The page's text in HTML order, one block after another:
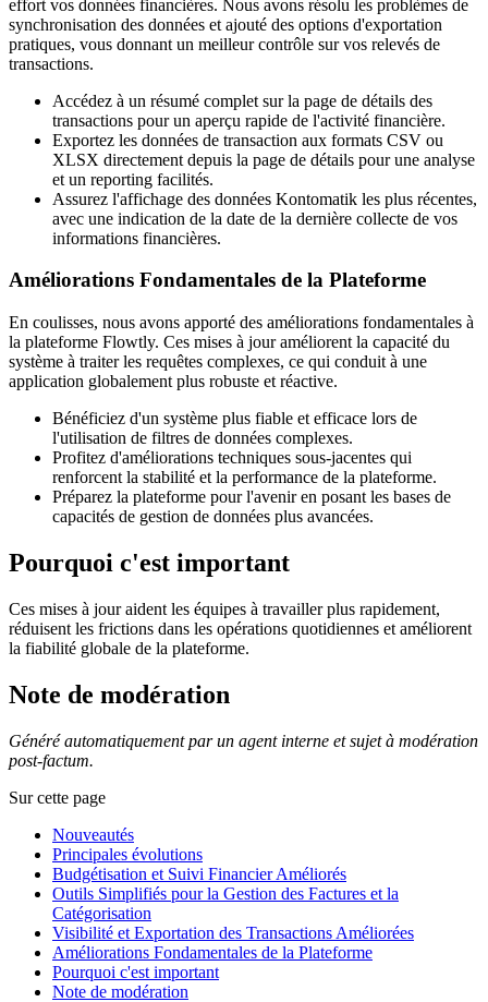
effort vos données financières. Nous avons résolu les problèmes de
synchronisation des données et ajouté des options d'exportation
pratiques, vous donnant un meilleur contrôle sur vos relevés de
transactions.
Accédez à un résumé complet sur la page de détails des
transactions pour un aperçu rapide de l'activité financière.
Exportez les données de transaction aux formats CSV ou
XLSX directement depuis la page de détails pour une analyse
et un reporting facilités.
Assurez l'affichage des données Kontomatik les plus récentes,
avec une indication de la date de la dernière collecte de vos
informations financières.
Améliorations Fondamentales de la Plateforme
En coulisses, nous avons apporté des améliorations fondamentales à
la plateforme Flowtly. Ces mises à jour améliorent la capacité du
système à traiter les requêtes complexes, ce qui conduit à une
application globalement plus robuste et réactive.
Bénéficiez d'un système plus fiable et efficace lors de
l'utilisation de filtres de données complexes.
Profitez d'améliorations techniques sous-jacentes qui
renforcent la stabilité et la performance de la plateforme.
Préparez la plateforme pour l'avenir en posant les bases de
capacités de gestion de données plus avancées.
Pourquoi c'est important
Ces mises à jour aident les équipes à travailler plus rapidement,
réduisent les frictions dans les opérations quotidiennes et améliorent
la fiabilité globale de la plateforme.
Note de modération
Généré automatiquement par un agent interne et sujet à modération
post-factum.
Sur cette page
Nouveautés
Principales évolutions
Budgétisation et Suivi Financier Améliorés
Outils Simplifiés pour la Gestion des Factures et la
Catégorisation
Visibilité et Exportation des Transactions Améliorées
Améliorations Fondamentales de la Plateforme
Pourquoi c'est important
Note de modération